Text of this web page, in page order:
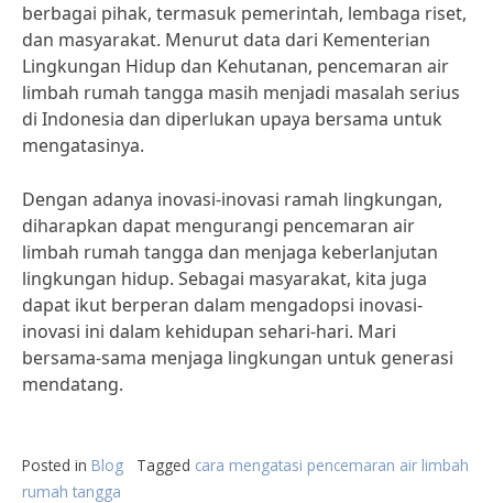
berbagai pihak, termasuk pemerintah, lembaga riset,
dan masyarakat. Menurut data dari Kementerian
Lingkungan Hidup dan Kehutanan, pencemaran air
limbah rumah tangga masih menjadi masalah serius
di Indonesia dan diperlukan upaya bersama untuk
mengatasinya.
Dengan adanya inovasi-inovasi ramah lingkungan,
diharapkan dapat mengurangi pencemaran air
limbah rumah tangga dan menjaga keberlanjutan
lingkungan hidup. Sebagai masyarakat, kita juga
dapat ikut berperan dalam mengadopsi inovasi-
inovasi ini dalam kehidupan sehari-hari. Mari
bersama-sama menjaga lingkungan untuk generasi
mendatang.
Posted in Blog Tagged cara mengatasi pencemaran air limbah
rumah tangga